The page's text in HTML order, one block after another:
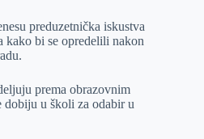
preduzetnička iskustva
kako bi se opredelili nakon
prema obrazovnim
u školi za odabir u